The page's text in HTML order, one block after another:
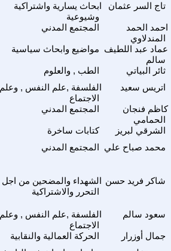
ابحاث يسارية واشتراكية
وشيوعية
تاج السر عثمان
المجتمع المدني
احمد الحمد
المندلاوي
مواضيع وابحاث سياسية عماد عبد اللطيف
سالم
الطب , والعلوم ثائر البياتي
الفلسفة ,علم النفس , وعلم
الاجتماع
اتريس سعيد
المجتمع المدني
كاظم فنجان
الحمامي
كتابات ساخرة الشرقي لبريز
المجتمع المدني محمد صباح علي
الشهداء والمضحين من اجل
التحرر والاشتراكية
شاكر فريد حسن
الفلسفة ,علم النفس , وعلم
الاجتماع
سعود سالم
الحركة العمالية والنقابية جمال أوزرار